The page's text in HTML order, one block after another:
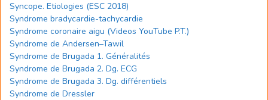
Syncope. Etiologies (ESC 2018)
Syndrome bradycardie-tachycardie
Syndrome coronaire aigu (Videos YouTube P.T.)
Syndrome de Andersen–Tawil
Syndrome de Brugada 1. Généralités
Syndrome de Brugada 2. Dg. ECG
Syndrome de Brugada 3. Dg. différentiels
Syndrome de Dressler